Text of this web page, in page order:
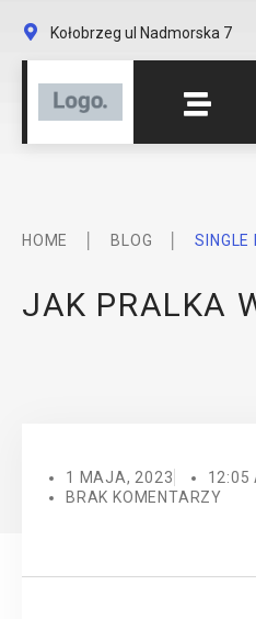
Kołobrzeg ul Nadmorska 7
HOME BLOG SINGLE
JAK PRALKA
1 MAJA, 2023
12:05
BRAK KOMENTARZY